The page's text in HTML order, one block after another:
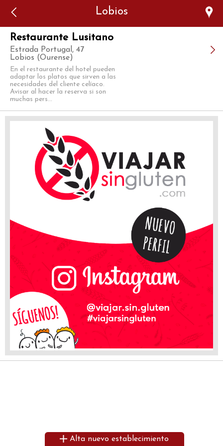
Lobios
Restaurante Lusitano
Estrada Portugal, 47
Lobios (Ourense)
En el restaurante del hotel pueden
adaptar los platos que sirven a las
necesidades del cliente celíaco.
Avisar al hacer la reserva si son
muchas pers...
Alta nuevo establecimiento
Error: The domain WWW.VIAJARSINGLUTEN.COM is not
authorized to show the cookie declaration for domain group
ID 546ddaab-b478-4440-aa8a-3b0205284212. Please add it to
the domain group in the Cookiebot Manager to authorize
the domain.